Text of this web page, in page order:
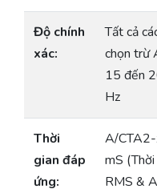
Độ chính
xác:
Tất cả
chọn trừ
15 đến
Hz
Thời
gian đáp
ứng:
A/
mS
RMS &